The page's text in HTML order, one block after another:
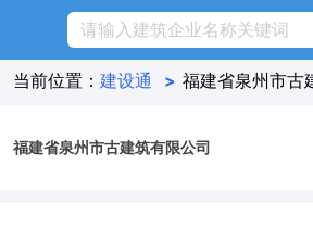
当前位置： 建设通 > 福建省泉州市古
福建省泉州市古建筑有限公司